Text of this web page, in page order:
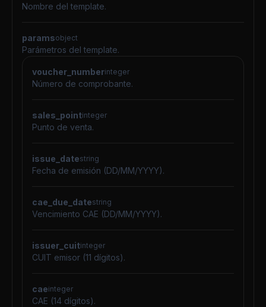
Nombre del template.
paramsobject
Parámetros del template.
voucher_numberinteger
Número de comprobante.
sales_pointinteger
Punto de venta.
issue_datestring
Fecha de emisión (DD/MM/YYYY).
cae_due_datestring
Vencimiento CAE (DD/MM/YYYY).
issuer_cuitinteger
CUIT emisor (11 dígitos).
caeinteger
CAE (14 dígitos).